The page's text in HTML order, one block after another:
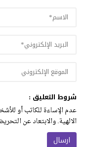
شروط التعليق :
عدم الإساءة للكاتب أو
الالهية. والابتعاد عن